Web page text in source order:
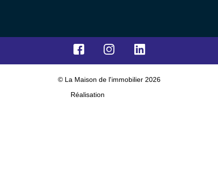
© La Maison de l'immobilier 2026
Réalisation